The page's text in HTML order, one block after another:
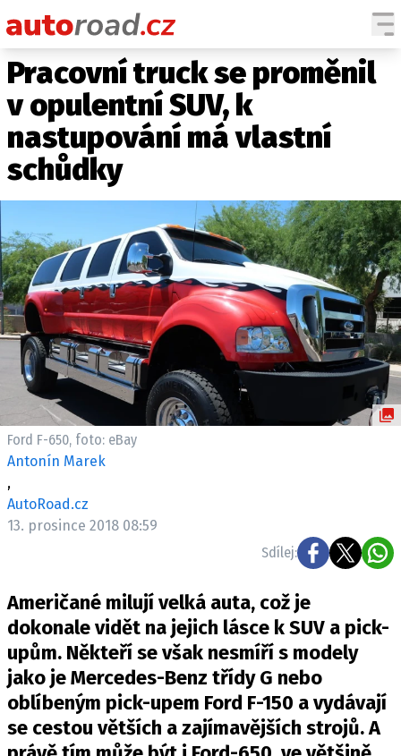
AUTA
TESTY AUT
NOVINKY
HISTORIE
ZAJÍMAVOSTI
TECHNIKA
EKONOMIKA
ČESKÝ TRH
TUNING
PROFI
ELEKTRO
TISKOVKY
ROZHOVORY
DAKAR
Z DOMOVA
ZE SVĚTA
Pracovní truck se proměnil
v opulentní SUV, k
nastupování má vlastní
schůdky
Ford F-650, foto: eBay
Antonín Marek
,
AutoRoad.cz
13. prosince 2018 08:59
Sdílej:
Američané milují velká auta, což je
dokonale vidět na jejich lásce k SUV a pick-
upům. Někteří se však nesmíří s modely
jako je Mercedes-Benz třídy G nebo
oblíbeným pick-upem Ford F-150 a vydávají
se cestou větších a zajímavějších strojů. A